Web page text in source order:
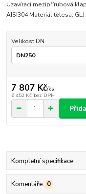
Uzavírací mezipřírubová
AISI304 Materiál tělesa:
Velikost DN
7 807 Kč/ks
6 452 Kč bez DPH
Kompletní specifikace
Komentáře 0